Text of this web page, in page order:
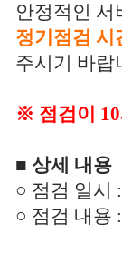
안정적인 서
정기점검 시
주시기 바랍
※ 점검이
■ 상세 내용
○ 점검 일시
○ 점검 내용